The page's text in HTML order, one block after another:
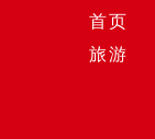
首页
旅游